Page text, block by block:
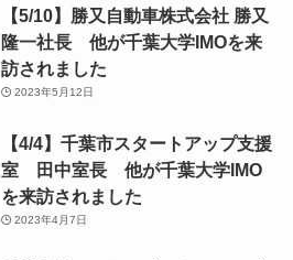
【5/10】勝又自動車株式会社 勝又
隆一社長 他が千葉大学IMOを来
訪されました
2023年5月12日
【4/4】千葉市スタートアップ支援
室 田中室長 他が千葉大学IMO
を来訪されました
2023年4月7日